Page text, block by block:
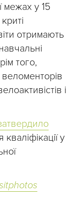
межах у 15
отримають
того,
і
у